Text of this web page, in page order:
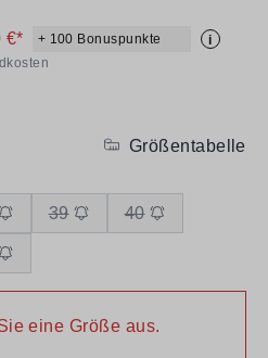
€* + 100 Bonuspunkte i
Größentabelle
39 40
eine Größe aus.